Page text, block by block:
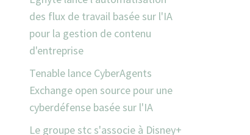
des flux de travail basée sur l'IA
pour la gestion de contenu
d'entreprise
Tenable lance CyberAgents
Exchange open source pour une
cyberdéfense basée sur l'IA
Le groupe stc s'associe à Disney+